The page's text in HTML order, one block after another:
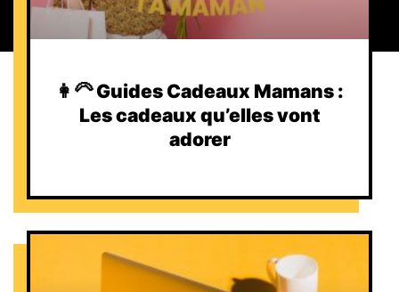
👩‍🦳 Guides Cadeaux Mamans :
Les cadeaux qu’elles vont
adorer